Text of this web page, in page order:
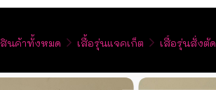
สินค้าทั้งหมด เสื้อรุ่นแจคเก็ต เสื้อรุ่นสั่งตั